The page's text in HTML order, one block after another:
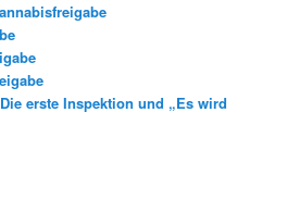
erste Inspektion und „Es wird